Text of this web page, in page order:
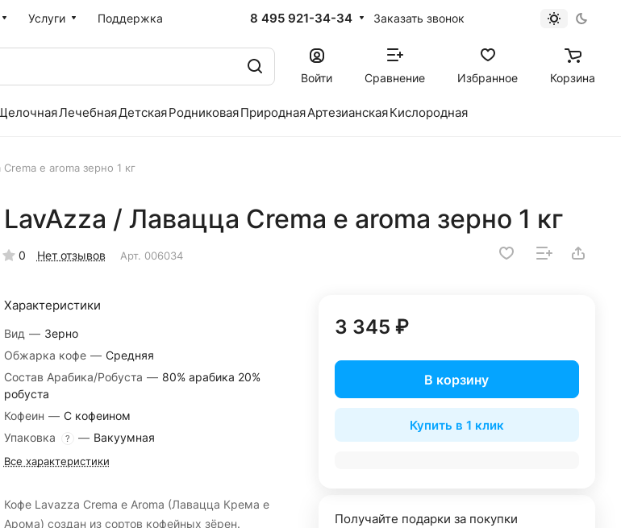
Услуги Поддержка 8 495 921-34-34 Заказать звонок
Войти Сравнение Избранное Корзина
ЛечебнаяДетскаяРодниковаяПрироднаяАртезианскаяКислородная
e aroma зерно 1 кг
LavAzza / Лавацца Crema e aroma зерно 1 кг
0 Нет отзывов Арт. 006034
Характеристики
Вид — Зерно
Обжарка кофе — Средняя
Состав Арабика/Робуста — 80% арабика 20%
робуста
Кофеин — С кофеином
Упаковка
? — Вакуумная
Все характеристики
Кофе Lavazza Crema е Aroma (Лавацца Крема е
Арома) создан из сортов кофейных зёрен.
3 345 ₽
В корзину
Купить в 1 клик
Получайте подарки за покупки